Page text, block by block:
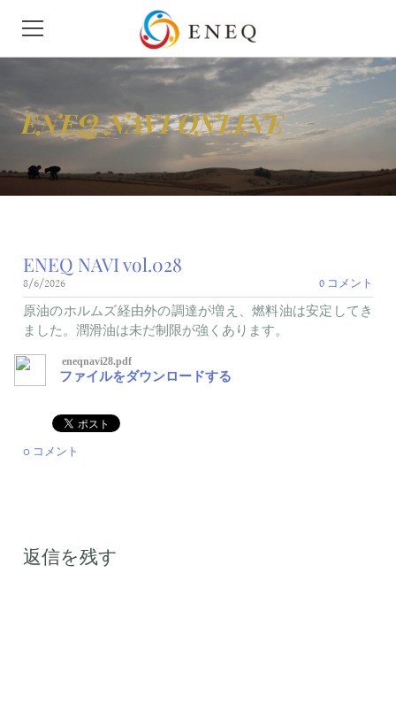
ENEQ NAVI ONLINE
ENEQ NAVI vol.028
8/6/2026 0 コメント
原油のホルムズ経由外の調達が増え、燃料油は安定してき
ました。潤滑油は未だ制限が強くあります。
eneqnavi28.pdf
ファイルをダウンロードする
0 コメント
返信を残す
会社概要
ニュース
がす
モビリティ